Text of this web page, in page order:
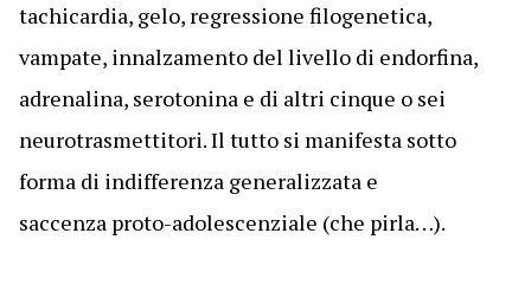
tachicardia, gelo, regressione filogenetica,
vampate, innalzamento del livello di endorfina,
adrenalina, serotonina e di altri cinque o sei
neurotrasmettitori. Il tutto si manifesta sotto
forma di indifferenza generalizzata e
saccenza proto-adolescenziale (che pirla…).